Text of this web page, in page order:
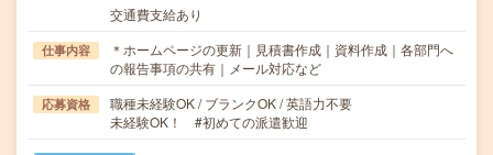
交通費支給あり
仕事内容
＊ホームページの更新｜見積書作成｜資料作成｜各部門へ
の報告事項の共有｜メール対応など
応募資格
職種未経験OK / ブランクOK / 英語力不要
未経験OK！ #初めての派遣歓迎